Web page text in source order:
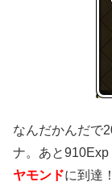
なんだかんだで
ナ。あと910Exp
ヤモンドに到達！